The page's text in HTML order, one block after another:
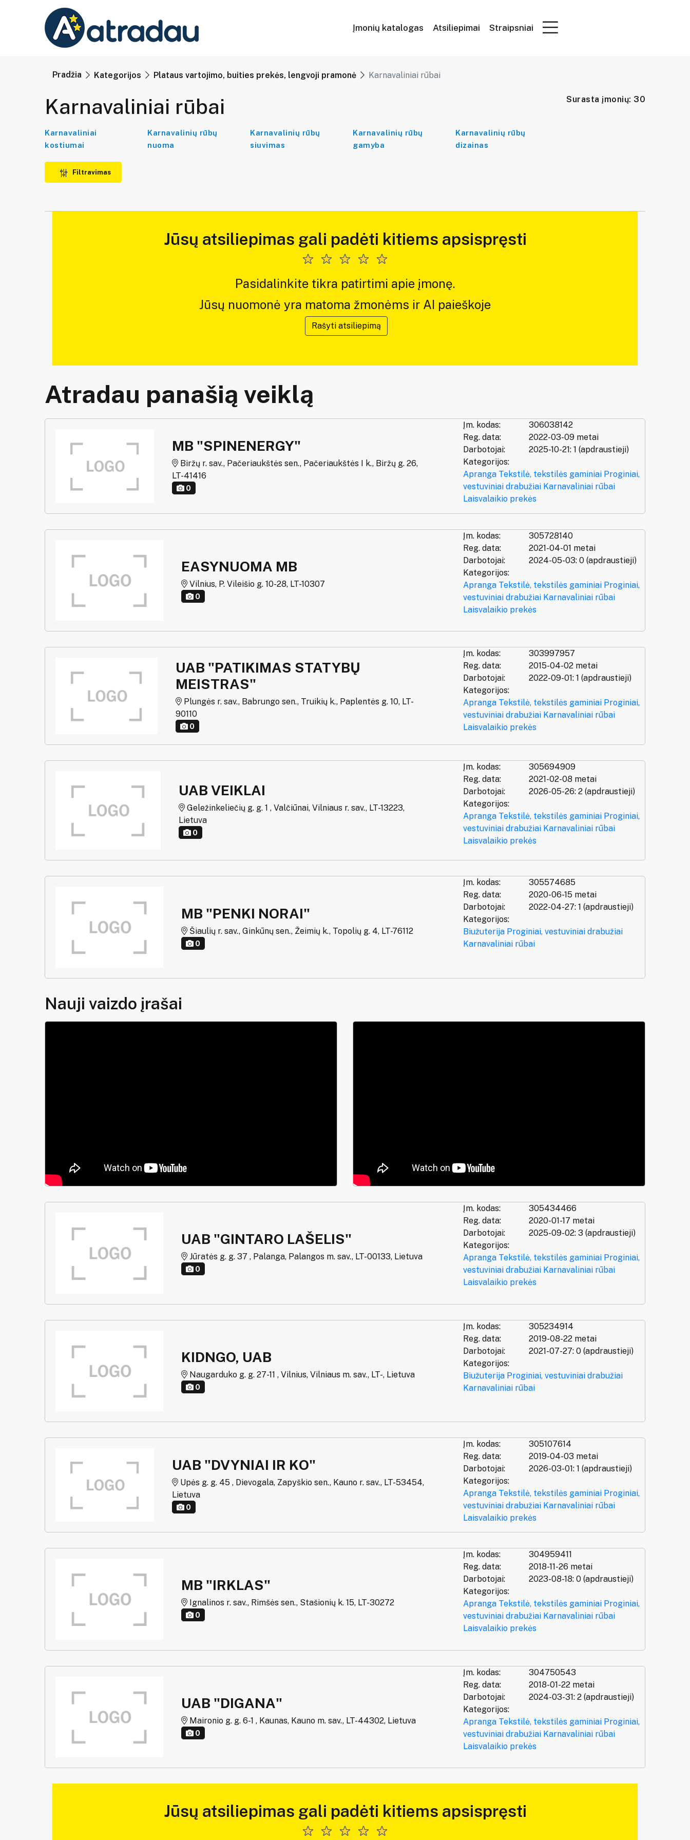
Įmonių katalogas Atsiliepimai Straipsniai
Pradžia Kategorijos Plataus vartojimo, buities prekės, lengvoji pramonė Karnavaliniai rūbai
Karnavaliniai rūbai Surasta įmonių: 30
Karnavaliniai
kostiumai
Karnavalinių rūbų
nuoma
Karnavalinių rūbų
siuvimas
Karnavalinių rūbų
gamyba
Karnavalinių rūbų
dizainas
Filtravimas
Jūsų atsiliepimas gali padėti kitiems apsispręsti
Pasidalinkite tikra patirtimi apie įmonę.
Jūsų nuomonė yra matoma žmonėms ir AI paieškoje
Rašyti atsiliepimą
Atradau panašią veiklą
MB "SPINENERGY"
Biržų r. sav., Pačeriaukštės sen., Pačeriaukštės I k., Biržų g. 26,
LT-41416
0
Įm. kodas:
306038142
Reg. data:
2022-03-09 metai
Darbotojai:
2025-10-21: 1 (apdraustieji)
Kategorijos:
Apranga Tekstilė, tekstilės gaminiai Proginiai,
vestuviniai drabužiai Karnavaliniai rūbai
Laisvalaikio prekės
EASYNUOMA MB
Vilnius, P. Vileišio g. 10-28, LT-10307
0
Įm. kodas:
305728140
Reg. data:
2021-04-01 metai
Darbotojai:
2024-05-03: 0 (apdraustieji)
Kategorijos:
Apranga Tekstilė, tekstilės gaminiai Proginiai,
vestuviniai drabužiai Karnavaliniai rūbai
Laisvalaikio prekės
UAB "PATIKIMAS STATYBŲ
MEISTRAS"
Plungės r. sav., Babrungo sen., Truikių k., Paplentės g. 10, LT-
90110
0
Įm. kodas:
303997957
Reg. data:
2015-04-02 metai
Darbotojai:
2022-09-01: 1 (apdraustieji)
Kategorijos:
Apranga Tekstilė, tekstilės gaminiai Proginiai,
vestuviniai drabužiai Karnavaliniai rūbai
Laisvalaikio prekės
UAB VEIKLAI
Geležinkeliečių g. g. 1 , Valčiūnai, Vilniaus r. sav., LT-13223,
Lietuva
0
Įm. kodas:
305694909
Reg. data:
2021-02-08 metai
Darbotojai:
2026-05-26: 2 (apdraustieji)
Kategorijos:
Apranga Tekstilė, tekstilės gaminiai Proginiai,
vestuviniai drabužiai Karnavaliniai rūbai
Laisvalaikio prekės
MB "PENKI NORAI"
Šiaulių r. sav., Ginkūnų sen., Žeimių k., Topolių g. 4, LT-76112
0
Įm. kodas:
305574685
Reg. data:
2020-06-15 metai
Darbotojai:
2022-04-27: 1 (apdraustieji)
Kategorijos:
Biužuterija Proginiai, vestuviniai drabužiai
Karnavaliniai rūbai
Nauji vaizdo įrašai
UAB "GINTARO LAŠELIS"
Jūratės g. g. 37 , Palanga, Palangos m. sav., LT-00133, Lietuva
0
Įm. kodas:
305434466
Reg. data:
2020-01-17 metai
Darbotojai:
2025-09-02: 3 (apdraustieji)
Kategorijos:
Apranga Tekstilė, tekstilės gaminiai Proginiai,
vestuviniai drabužiai Karnavaliniai rūbai
Laisvalaikio prekės
KIDNGO, UAB
Naugarduko g. g. 27-11 , Vilnius, Vilniaus m. sav., LT-, Lietuva
0
Įm. kodas:
305234914
Reg. data:
2019-08-22 metai
Darbotojai:
2021-07-27: 0 (apdraustieji)
Kategorijos:
Biužuterija Proginiai, vestuviniai drabužiai
Karnavaliniai rūbai
UAB "DVYNIAI IR KO"
Upės g. g. 45 , Dievogala, Zapyškio sen., Kauno r. sav., LT-53454,
Lietuva
0
Įm. kodas:
305107614
Reg. data:
2019-04-03 metai
Darbotojai:
2026-03-01: 1 (apdraustieji)
Kategorijos:
Apranga Tekstilė, tekstilės gaminiai Proginiai,
vestuviniai drabužiai Karnavaliniai rūbai
Laisvalaikio prekės
MB "IRKLAS"
Ignalinos r. sav., Rimšės sen., Stašionių k. 15, LT-30272
0
Įm. kodas:
304959411
Reg. data:
2018-11-26 metai
Darbotojai:
2023-08-18: 0 (apdraustieji)
Kategorijos:
Apranga Tekstilė, tekstilės gaminiai Proginiai,
vestuviniai drabužiai Karnavaliniai rūbai
Laisvalaikio prekės
UAB "DIGANA"
Maironio g. g. 6-1 , Kaunas, Kauno m. sav., LT-44302, Lietuva
0
Įm. kodas:
304750543
Reg. data:
2018-01-22 metai
Darbotojai:
2024-03-31: 2 (apdraustieji)
Kategorijos:
Apranga Tekstilė, tekstilės gaminiai Proginiai,
vestuviniai drabužiai Karnavaliniai rūbai
Laisvalaikio prekės
Jūsų atsiliepimas gali padėti kitiems apsispręsti